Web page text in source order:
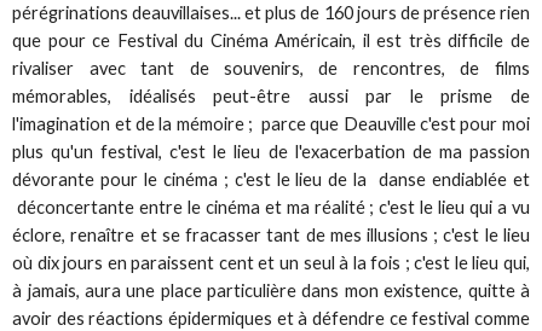
pérégrinations deauvillaises... et plus de 160 jours de présence rien
que pour ce Festival du Cinéma Américain, il est très difficile de
rivaliser avec tant de souvenirs, de rencontres, de films
mémorables, idéalisés peut-être aussi par le prisme de
l'imagination et de la mémoire ; parce que Deauville c'est pour moi
plus qu'un festival, c'est le lieu de l'exacerbation de ma passion
dévorante pour le cinéma ; c'est le lieu de la danse endiablée et
déconcertante entre le cinéma et ma réalité ; c'est le lieu qui a vu
éclore, renaître et se fracasser tant de mes illusions ; c'est le lieu
où dix jours en paraissent cent et un seul à la fois ; c'est le lieu qui,
à jamais, aura une place particulière dans mon existence, quitte à
avoir des réactions épidermiques et à défendre ce festival comme